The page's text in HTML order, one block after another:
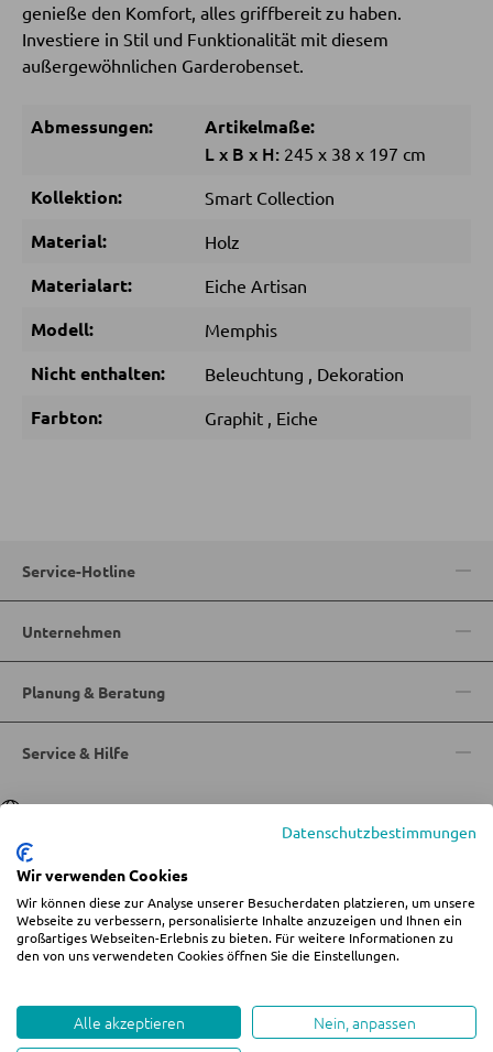
WOHNZIMMERTISCHE
Couchtische
SESSEL
Polstersessel
Relaxsessel
Sitzsäcke
Nachttische
Boxspringbetten
Einzelbetten
Komplette Schlafzimmer
Matratzen
genieße den Komfort, alles griffbereit zu haben.
Investiere in Stil und Funktionalität mit diesem
außergewöhnlichen Garderobenset.
Abmessungen: Artikelmaße:
Lx B x H: 245 x 38 x 197 cm
Kollektion: Smart Collection
Material: Holz
Materialart: Eiche Artisan
Modell: Memphis
Nicht enthalten: Beleuchtung , Dekoration
Farbton: Graphit , Eiche
Service-Hotline
Unternehmen
Planung & Beratung
Service & Hilfe
SpracheDeutsch|Italiano
© 2026 Wohn-Zentrum Jungmann
%star%Alle Preise inkl. gesetzl. Mehrwertsteuer zzgl.Versandkostenund ggf.
Nachnahmegebühren, wenn nicht anders angegeben.
Whistleblowing
Datenschutzbestimmungen
Wir verwenden Cookies
Wir können diese zur Analyse unserer Besucherdaten platzieren, um unsere
Webseite zu verbessern, personalisierte Inhalte anzuzeigen und Ihnen ein
großartiges Webseiten-Erlebnis zu bieten. Für weitere Informationen zu
den von uns verwendeten Cookies öffnen Sie die Einstellungen.
Alle akzeptieren Nein, anpassen